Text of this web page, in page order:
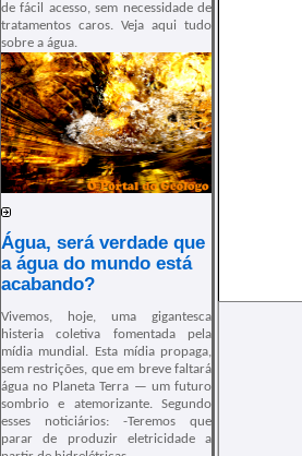
de fácil acesso, sem necessidade de
tratamentos caros. Veja aqui tudo
sobre a água.
Água, será verdade que
a água do mundo está
acabando?
Vivemos, hoje, uma gigantesca
histeria coletiva fomentada pela
mídia mundial. Esta mídia propaga,
sem restrições, que em breve faltará
água no Planeta Terra — um futuro
sombrio e atemorizante. Segundo
esses noticiários: -Teremos que
parar de produzir eletricidade a